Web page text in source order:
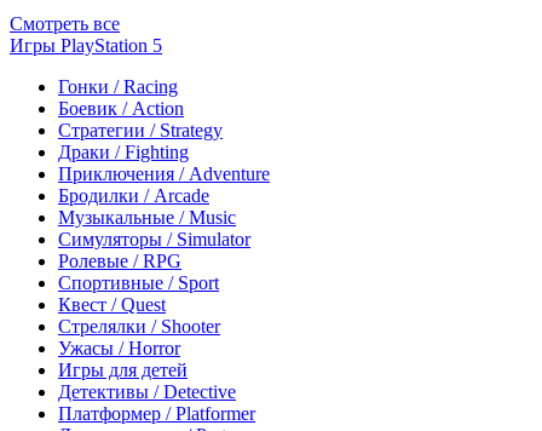
Смотреть все
Игры PlayStation 5
Гонки / Racing
Боевик / Action
Стратегии / Strategy
Драки / Fighting
Приключения / Adventure
Бродилки / Arcade
Музыкальные / Music
Симуляторы / Simulator
Ролевые / RPG
Спортивные / Sport
Квест / Quest
Стрелялки / Shooter
Ужасы / Horror
Игры для детей
Детективы / Detective
Платформер / Platformer